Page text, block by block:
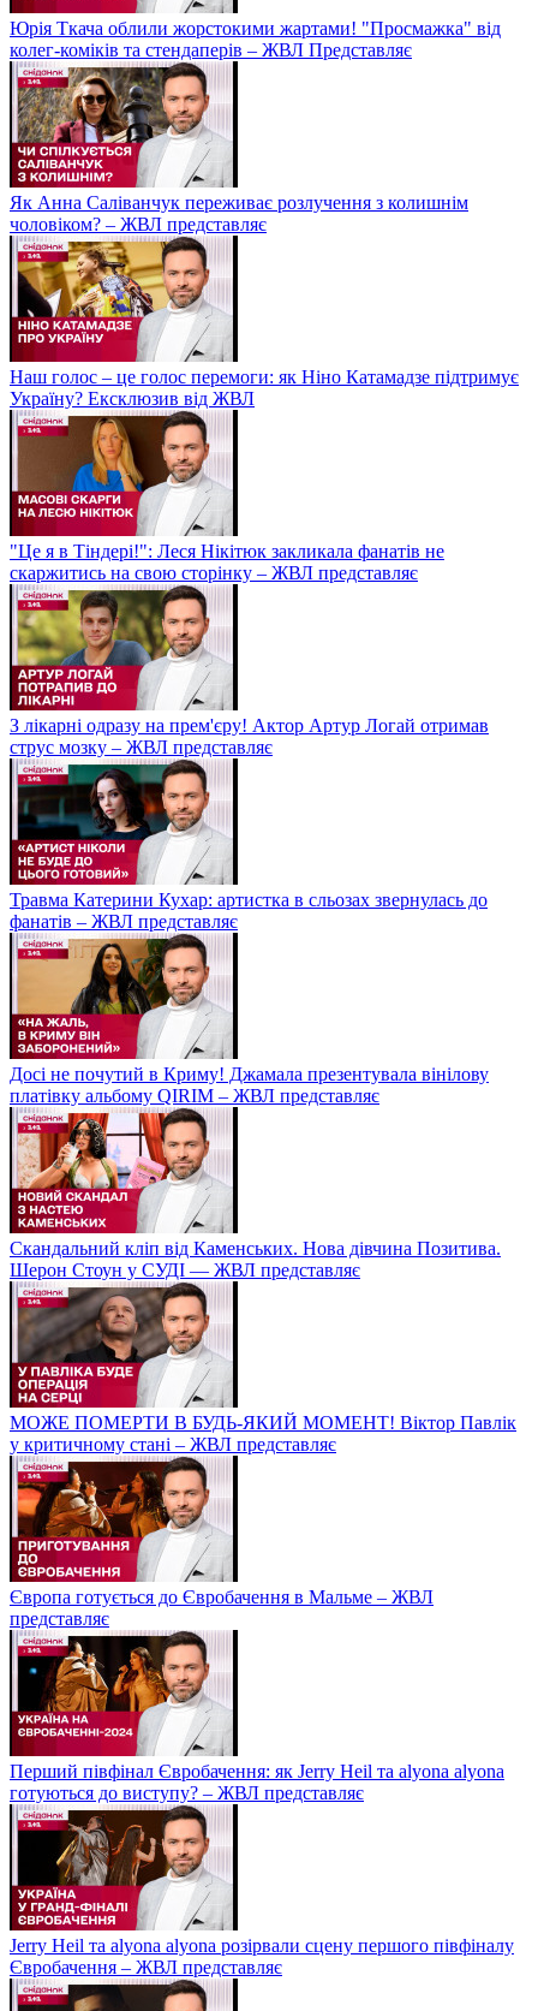
Юрія Ткача облили жорстокими жартами! "Просмажка" від
колег-коміків та стендаперів – ЖВЛ Представляє
Як Анна Саліванчук переживає розлучення з колишнім
чоловіком? – ЖВЛ представляє
Наш голос – це голос перемоги: як Ніно Катамадзе підтримує
Україну? Ексклюзив від ЖВЛ
"Це я в Тіндері!": Леся Нікітюк закликала фанатів не
скаржитись на свою сторінку – ЖВЛ представляє
З лікарні одразу на прем'єру! Актор Артур Логай отримав
струс мозку – ЖВЛ представляє
Травма Катерини Кухар: артистка в сльозах звернулась до
фанатів – ЖВЛ представляє
Досі не почутий в Криму! Джамала презентувала вінілову
платівку альбому QIRIM – ЖВЛ представляє
Скандальний кліп від Каменських. Нова дівчина Позитива.
Шерон Стоун у СУДІ — ЖВЛ представляє
МОЖЕ ПОМЕРТИ В БУДЬ-ЯКИЙ МОМЕНТ! Віктор Павлік
у критичному стані – ЖВЛ представляє
Європа готується до Євробачення в Мальме – ЖВЛ
представляє
Перший півфінал Євробачення: як Jerry Heil та alyona alyona
готуються до виступу? – ЖВЛ представляє
Jerry Heil та аlyona аlyona розірвали сцену першого півфіналу
Євробачення – ЖВЛ представляє